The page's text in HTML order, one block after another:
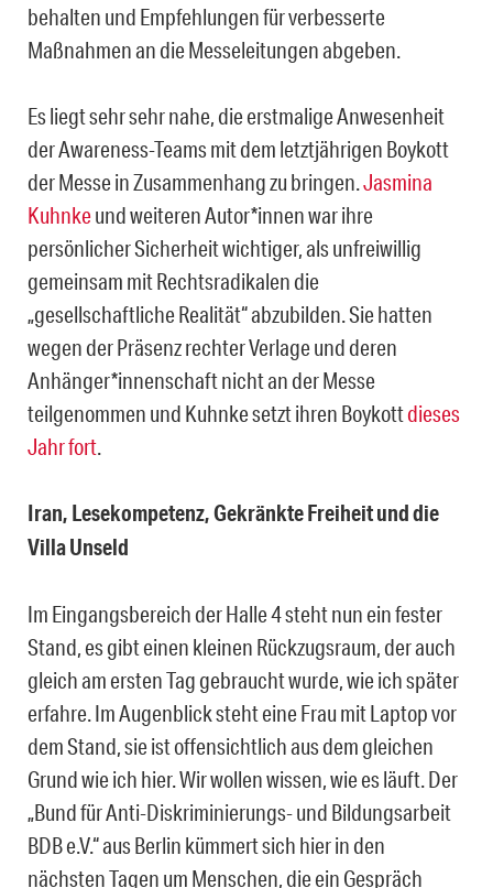
behalten und Empfehlungen für verbesserte
Maßnahmen an die Messeleitungen abgeben.
Es liegt sehr sehr nahe, die erstmalige Anwesenheit
der Awareness-Teams mit dem letztjährigen Boykott
der Messe in Zusammenhang zu bringen.Jasmina
Kuhnkeund weiteren Autor*innen war ihre
persönlicher Sicherheit wichtiger, als unfreiwillig
gemeinsam mit Rechtsradikalen die
„gesellschaftliche Realität“ abzubilden. Sie hatten
wegen der Präsenz rechter Verlage und deren
Anhänger*innenschaft nicht an der Messe
teilgenommen und Kuhnke setzt ihren Boykottdieses
Jahr fort.
Iran, Lesekompetenz, Gekränkte Freiheit und die
Villa Unseld
Im Eingangsbereich der Halle 4 steht nun ein fester
Stand, es gibt einen kleinen Rückzugsraum, der auch
gleich am ersten Tag gebraucht wurde, wie ich später
erfahre. Im Augenblick steht eine Frau mit Laptop vor
dem Stand, sie ist offensichtlich aus dem gleichen
Grund wie ich hier. Wir wollen wissen, wie es läuft. Der
„Bund für Anti-Diskriminierungs- und Bildungsarbeit
BDB e.V.“ aus Berlin kümmert sich hier in den
nächsten Tagen um Menschen, die ein Gespräch